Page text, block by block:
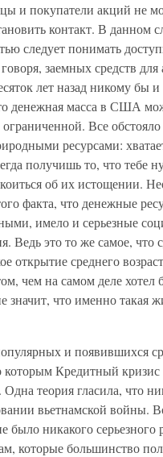
и покупатели акций не
контакт. В данном
следует понимать
заемных средств для
лет назад никому бы
денежная масса в США
Все
ресурсами:
получишь то, что тебе
об их истощении.
факта, что денежные
имело и серьезные
Ведь это то же самое, что
открытие среднего
чем на самом деле хотел
значит, что именно такая
и появившихся
Кредитный кризис
теория гласила, что
вьетнамской войны.
было никакого
которые большинство